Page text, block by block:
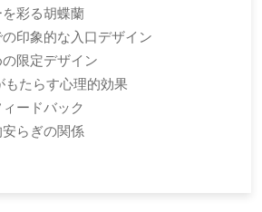
彩る胡蝶蘭
印象的な入口デザイン
限定デザイン
もたらす心理的効果
ードバック
らぎの関係